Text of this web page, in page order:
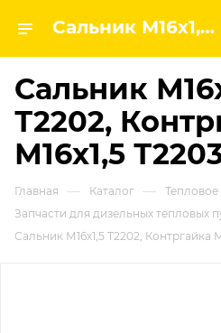
Сальник М16х1,5 Т2202, Контргайка М16х1,5 Т2203 | Завод строительных и промышленных механизмов VPK
Сальник
Т2202,
М16х1,5
Главная — Каталог —
Запчасти для дизельных тепловых
Сальник М16х1,5 Т2202, Контргайка